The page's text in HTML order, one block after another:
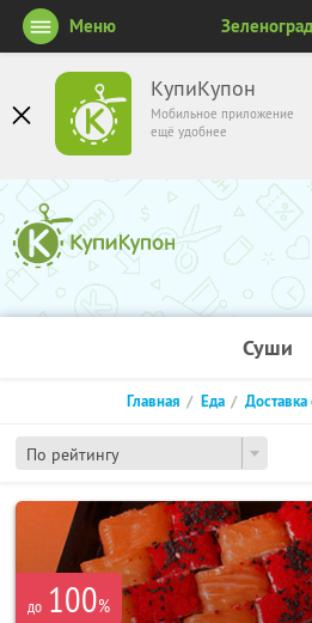
КупиКупон
Мобильное приложение
ещё удобнее
Меню
Суши
По рейтингу
Главная Еда
до 100%